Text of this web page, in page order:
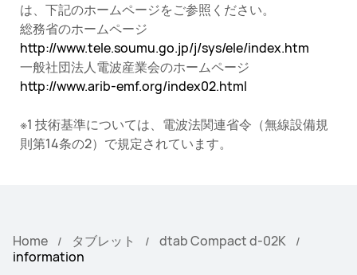
は、下記のホームページをご参照ください。
総務省のホームページ
http://www.tele.soumu.go.jp/j/sys/ele/index.htm
一般社団法人電波産業会のホームページ
http://www.arib-emf.org/index02.html
※1 技術基準については、電波法関連省令（無線設備規
則第14条の2）で規定されています。
Home タブレット
dtab Compact d-02K
information